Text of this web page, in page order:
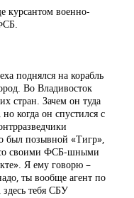
курсантом военно-
поднялся на корабль
Во Владивосток
стран. Зачем он туда
когда он спустился с
был позывной «Тигр»,
со своими ФСБ-шными
Я ему говорю –
ты вообще агент по
тебя СБУ